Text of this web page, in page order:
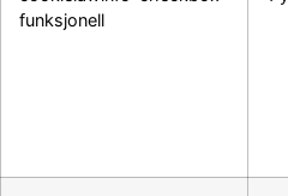
funksjonell